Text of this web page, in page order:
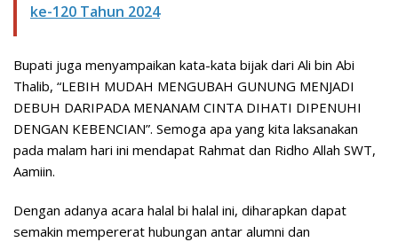
ke-120 Tahun 2024
Bupati juga menyampaikan kata-kata bijak dari Ali bin Abi
Thalib, “LEBIH MUDAH MENGUBAH GUNUNG MENJADI
DEBUH DARIPADA MENANAM CINTA DIHATI DIPENUHI
DENGAN KEBENCIAN”. Semoga apa yang kita laksanakan
pada malam hari ini mendapat Rahmat dan Ridho Allah SWT,
Aamiin.
Dengan adanya acara halal bi halal ini, diharapkan dapat
semakin mempererat hubungan antar alumni dan